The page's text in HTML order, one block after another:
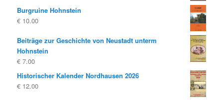
Burgruine Hohnstein
€ 10.00
Beiträge zur Geschichte von Neustadt unterm
Hohnstein
€ 7.00
Historischer Kalender Nordhausen 2026
€ 12.00